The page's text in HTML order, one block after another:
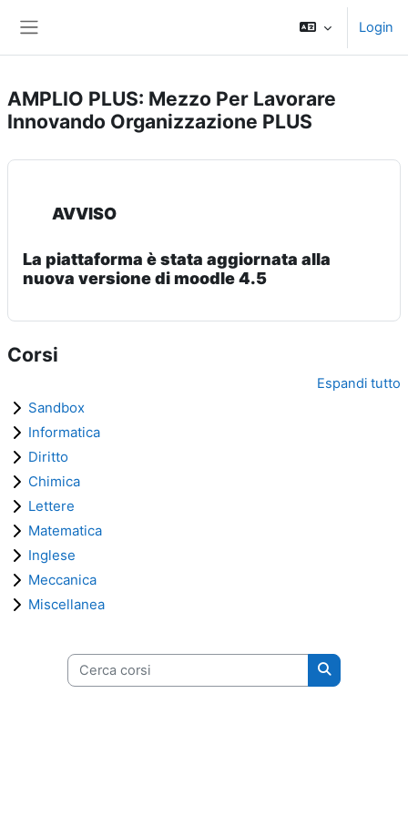
Login
AMPLIO PLUS: Mezzo Per Lavorare
Innovando Organizzazione PLUS
AVVISO
La piattaforma è stata aggiornata alla
nuova versione di moodle 4.5
Corsi
Espandi tutto
Sandbox
Informatica
Diritto
Chimica
Lettere
Matematica
Inglese
Meccanica
Miscellanea
Cerca corsi
Cerca corsi